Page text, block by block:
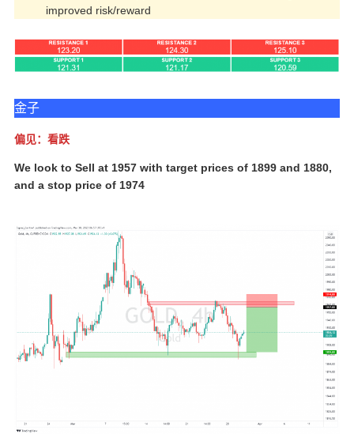
improved risk/reward
金子
偏见：看跌
We look to Sell at 1957 with target prices of 1899 and 1880,
and a stop price of 1974